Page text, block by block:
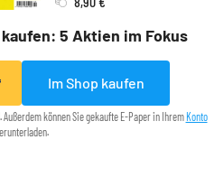
5 Aktien im Fokus
Im Shop kaufen
können Sie gekaufte E-Paper in Ihrem Konto